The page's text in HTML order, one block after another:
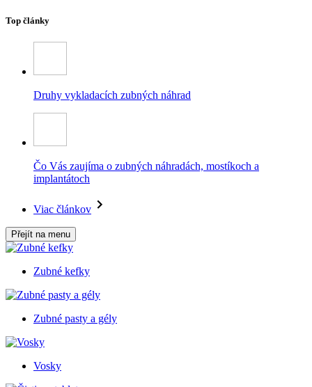
Top články
Druhy vykladacích zubných náhrad
Čo Vás zaujíma o zubných náhradách, mostíkoch a
implantátoch
Viac článkov
Přejít na menu
Zubné kefky
Zubné pasty a gély
Vosky